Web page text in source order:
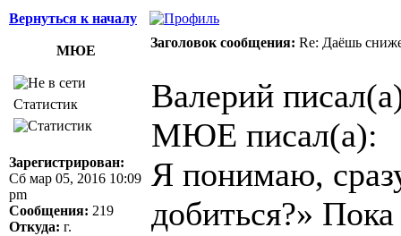
Вернуться к началу
МЮЕ
Заголовок сообщения: Re: Даёшь
Статистик
Зарегистрирован:
Сб мар 05, 2016 10:09
pm
Сообщения: 219
Откуда: г.
Валерий
МЮЕ писал(а):
Я понимаю,
добиться?»